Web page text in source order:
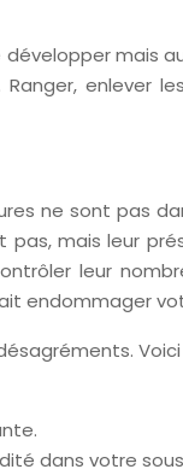
mais
enlever
ne sont pas
mais leur
leur
endommager
dans votre